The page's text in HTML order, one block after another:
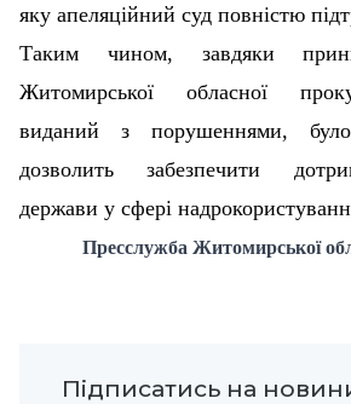
яку апеляційний суд повністю
Таким чином, завдяки
Житомирської обласної
виданий з порушеннями,
дозволить забезпечити
держави у сфері
Пресслужба Житомирської
Підписатись на